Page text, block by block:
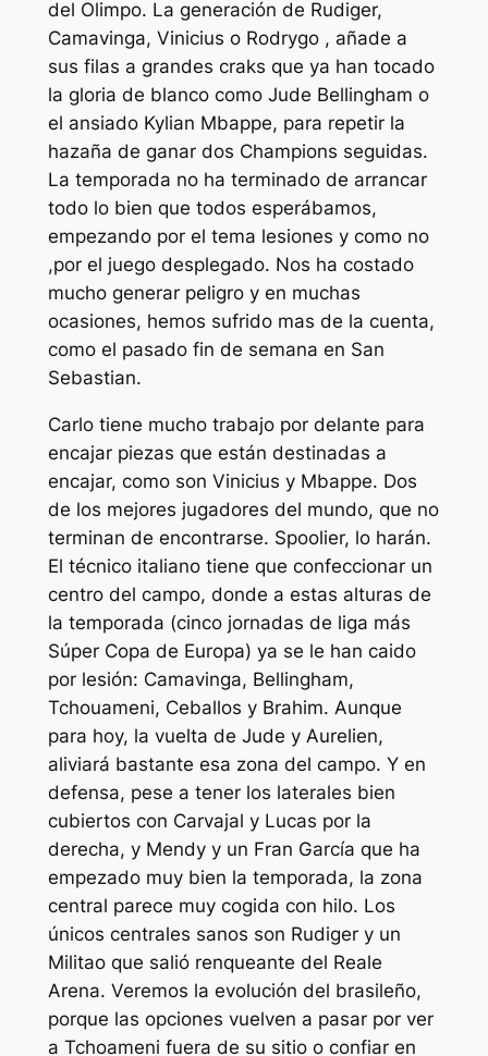
del Olimpo. La generación de Rudiger,
Camavinga, Vinicius o Rodrygo , añade a
sus filas a grandes craks que ya han tocado
la gloria de blanco como Jude Bellingham o
el ansiado Kylian Mbappe, para repetir la
hazaña de ganar dos Champions seguidas.
La temporada no ha terminado de arrancar
todo lo bien que todos esperábamos,
empezando por el tema lesiones y como no
,por el juego desplegado. Nos ha costado
mucho generar peligro y en muchas
ocasiones, hemos sufrido mas de la cuenta,
como el pasado fin de semana en San
Sebastian.
Carlo tiene mucho trabajo por delante para
encajar piezas que están destinadas a
encajar, como son Vinicius y Mbappe. Dos
de los mejores jugadores del mundo, que no
terminan de encontrarse. Spoolier, lo harán.
El técnico italiano tiene que confeccionar un
centro del campo, donde a estas alturas de
la temporada (cinco jornadas de liga más
Súper Copa de Europa) ya se le han caido
por lesión: Camavinga, Bellingham,
Tchouameni, Ceballos y Brahim. Aunque
para hoy, la vuelta de Jude y Aurelien,
aliviará bastante esa zona del campo. Y en
defensa, pese a tener los laterales bien
cubiertos con Carvajal y Lucas por la
derecha, y Mendy y un Fran García que ha
empezado muy bien la temporada, la zona
central parece muy cogida con hilo. Los
únicos centrales sanos son Rudiger y un
Militao que salió renqueante del Reale
Arena. Veremos la evolución del brasileño,
porque las opciones vuelven a pasar por ver
a Tchoameni fuera de su sitio o confiar en